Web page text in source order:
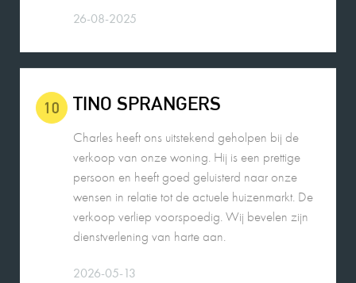
TINO SPRANGERS
verkoop van onze woning. Hij is een prettige
persoon en heeft goed geluisterd naar onze
wensen in relatie tot de actuele huizenmarkt. De
verkoop verliep voorspoedig. Wij bevelen zijn
dienstverlening van harte aan.
2026-05-13